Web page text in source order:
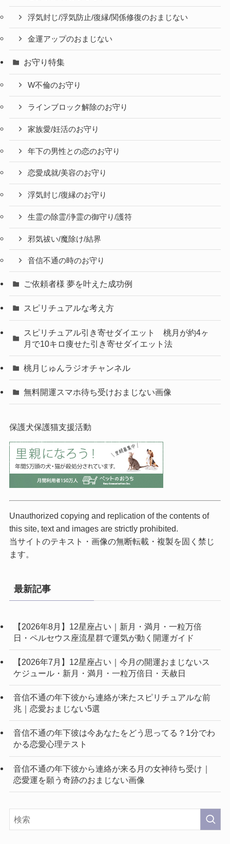
浮気封じ/浮気防止/復縁/関係修復のおまじない
金運アップのおまじない
お守り特集
W不倫のお守り
ラインブロック解除のお守り
家族愛/妊活のお守り
年下の男性との恋のお守り
恋愛成就/美容のお守り
浮気封じ/復縁のお守り
生霊の除霊/浄霊の御守り/護符
邪気祓い/魔除け/結界
音信不通の時のお守り
ご依頼者様 夢を叶えた成功例
スピリチュアルな考え方
スピリチュアル引き寄せダイエット 桃月が約4ヶ
月で10キロ痩せた引き寄せダイエット法
桃月じゅんラジオチャンネル
無料開運スマホ待ち受けおまじない画像
保護犬保護猫支援活動
Unauthorized copying and replication of the contents of
this site, text and images are strictly prohibited.
当サイトのテキスト・画像の無断転載・複製を固く禁じ
ます。
最新記事
【2026年8月】12星座占い｜新月・満月・一粒万倍
日・ペルセウス座流星群で運気が動く開運ガイド
【2026年7月】12星座占い｜今月の開運おまじないス
ケジュール・新月・満月・一粒万倍日・天赦日
音信不通の年下彼から連絡が来たスピリチュアルな前
兆｜恋愛おまじない5選
音信不通の年下彼は今あなたをどう思ってる？1分でわ
かる恋愛心理テスト
音信不通の年下彼から連絡が来る月の女神待ち受け｜
恋愛運を願う奇跡のおまじない画像